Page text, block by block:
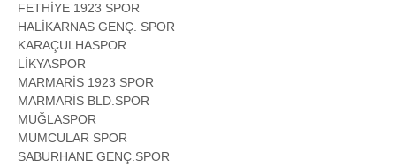
FETHİYE 1923 SPOR
HALİKARNAS GENÇ. SPOR
KARAÇULHASPOR
LİKYASPOR
MARMARİS 1923 SPOR
MARMARİS BLD.SPOR
MUĞLASPOR
MUMCULAR SPOR
SABURHANE GENÇ.SPOR